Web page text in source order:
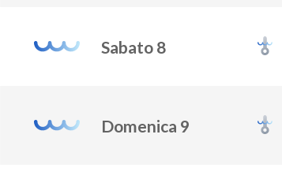
Sabato 8
Domenica 9